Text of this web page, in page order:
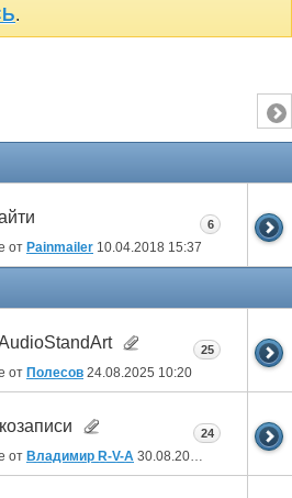
.
от Painmailer 10.04.2018 15:37
6
от Полесов 24.08.2025 10:20
25
от Владимир R-V-A 30.08.2024
24